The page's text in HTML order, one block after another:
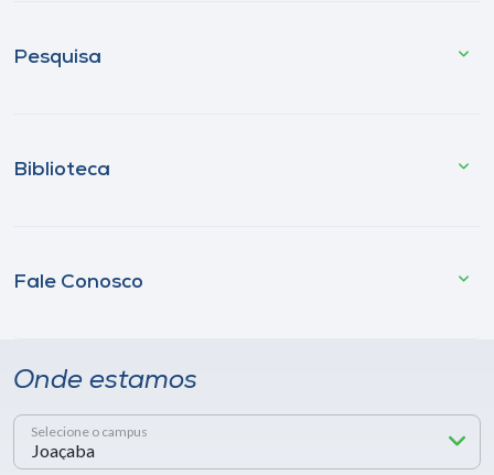
Pesquisa
Biblioteca
Fale Conosco
Onde estamos
Selecione o campus